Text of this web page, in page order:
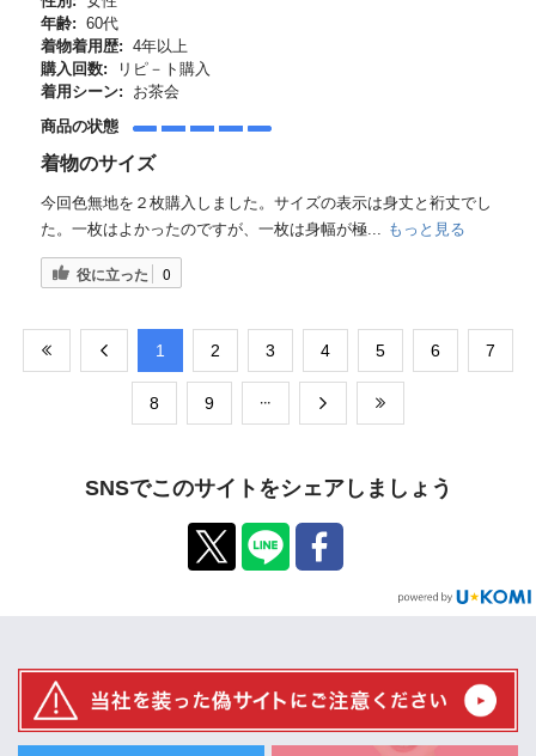
年齢: 60代
着物着用歴: 4年以上
購入回数:
リピ－ト購入
着用シーン:
お茶会
商品の状態
着物のサイズ
今回色無地を２枚購入しました。サイズの表示は身丈と裄丈でし
た。一枚はよかったのですが、一枚は身幅が極...
もっと見る
役に立った 0
​1 ​2 ​3 ​4 ​5 ​6 ​7
​8 ​9
SNSでこのサイトをシェアしましょう